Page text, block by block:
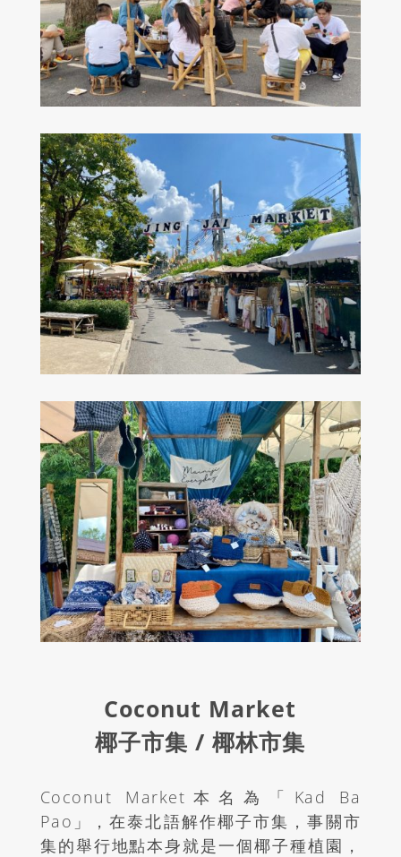
Coconut Market
椰子市集 / 椰林市集
Coconut Market本名為「Kad Ba
Pao」，在泰北語解作椰子市集，事關市
集的舉行地點本身就是一個椰子種植園，